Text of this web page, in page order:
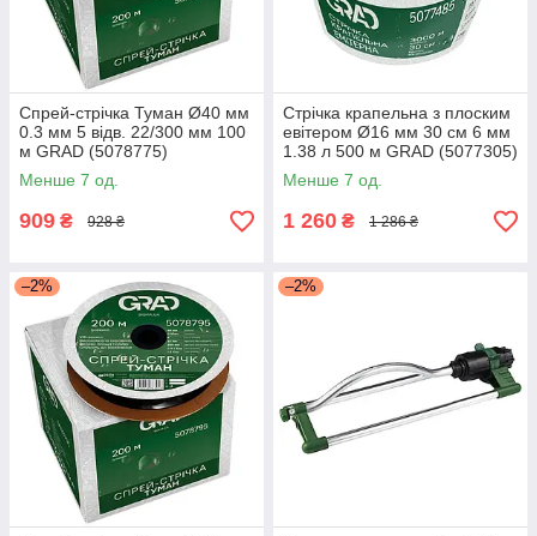
Спрей-стрічка Туман Ø40 мм
0.3 мм 5 відв. 22/300 мм 100
м GRAD (5078775)
Менше 7 од.
909 ₴ 928 ₴
Стрічка крапельна з плоским
евітером Ø16 мм 30 см 6 мм
1.38 л 500 м GRAD (5077305)
Менше 7 од.
1 260 ₴ 1 286 ₴
–2% –2%